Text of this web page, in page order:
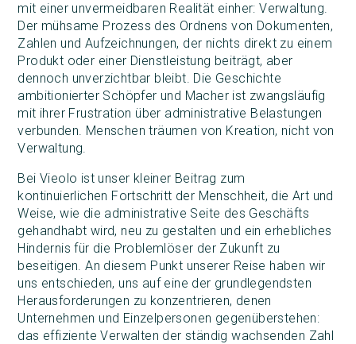
mit einer unvermeidbaren Realität einher: Verwaltung.
Der mühsame Prozess des Ordnens von Dokumenten,
Zahlen und Aufzeichnungen, der nichts direkt zu einem
Produkt oder einer Dienstleistung beiträgt, aber
dennoch unverzichtbar bleibt. Die Geschichte
ambitionierter Schöpfer und Macher ist zwangsläufig
mit ihrer Frustration über administrative Belastungen
verbunden. Menschen träumen von Kreation, nicht von
Verwaltung.
Bei Vieolo ist unser kleiner Beitrag zum
kontinuierlichen Fortschritt der Menschheit, die Art und
Weise, wie die administrative Seite des Geschäfts
gehandhabt wird, neu zu gestalten und ein erhebliches
Hindernis für die Problemlöser der Zukunft zu
beseitigen. An diesem Punkt unserer Reise haben wir
uns entschieden, uns auf eine der grundlegendsten
Herausforderungen zu konzentrieren, denen
Unternehmen und Einzelpersonen gegenüberstehen:
das effiziente Verwalten der ständig wachsenden Zahl